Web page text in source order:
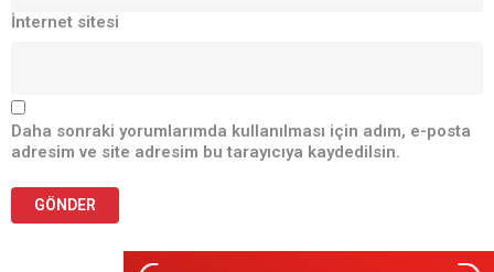
İnternet sitesi
Daha sonraki yorumlarımda kullanılması için adım, e-posta
adresim ve site adresim bu tarayıcıya kaydedilsin.